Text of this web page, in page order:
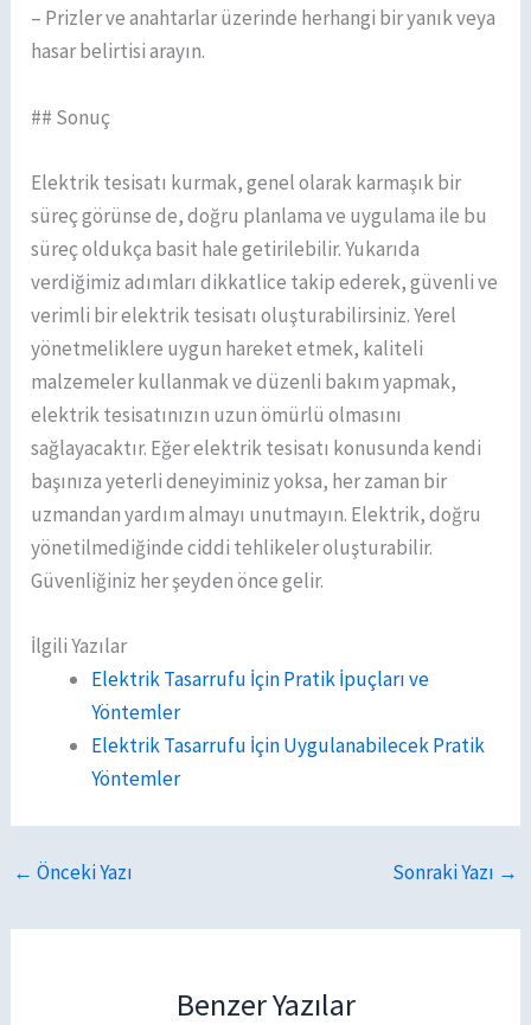
– Prizler ve anahtarlar üzerinde herhangi bir yanık veya
hasar belirtisi arayın.
## Sonuç
Elektrik tesisatı kurmak, genel olarak karmaşık bir
süreç görünse de, doğru planlama ve uygulama ile bu
süreç oldukça basit hale getirilebilir. Yukarıda
verdiğimiz adımları dikkatlice takip ederek, güvenli ve
verimli bir elektrik tesisatı oluşturabilirsiniz. Yerel
yönetmeliklere uygun hareket etmek, kaliteli
malzemeler kullanmak ve düzenli bakım yapmak,
elektrik tesisatınızın uzun ömürlü olmasını
sağlayacaktır. Eğer elektrik tesisatı konusunda kendi
başınıza yeterli deneyiminiz yoksa, her zaman bir
uzmandan yardım almayı unutmayın. Elektrik, doğru
yönetilmediğinde ciddi tehlikeler oluşturabilir.
Güvenliğiniz her şeyden önce gelir.
İlgili Yazılar
Elektrik Tasarrufu İçin Pratik İpuçları ve
Yöntemler
Elektrik Tasarrufu İçin Uygulanabilecek Pratik
Yöntemler
← Önceki Yazı Sonraki Yazı →
Benzer Yazılar